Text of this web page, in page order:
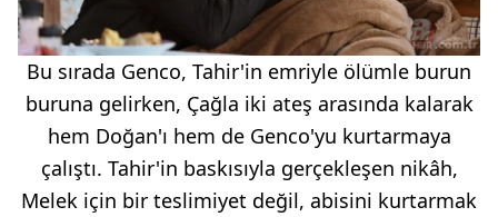
Bu sırada Genco, Tahir'in emriyle ölümle burun
buruna gelirken, Çağla iki ateş arasında kalarak
hem Doğan'ı hem de Genco'yu kurtarmaya
çalıştı. Tahir'in baskısıyla gerçekleşen nikâh,
Melek için bir teslimiyet değil, abisini kurtarmak